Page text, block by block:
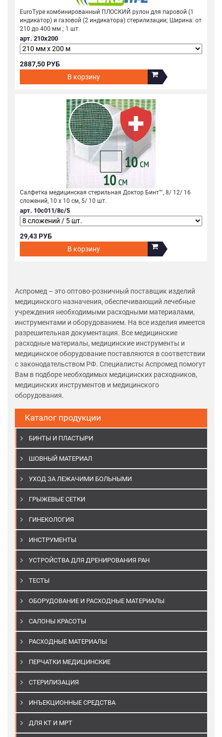
Каталог продукции
БИНТЫ И ПЛАСТЫРИ
ШОВНЫЙ МАТЕРИАЛ
УХОД ЗА ЛЕЖАЧИМИ БОЛЬНЫМИ
ГРЫЖЕВЫЕ СЕТКИ
ГИНЕКОЛОГИЯ
ИНСТРУМЕНТЫ
УСТРОЙСТВА ДЛЯ ДРЕНИРОВАНИЯ РАН
ТЕСТЫ
ОБОРУДОВАНИЕ И РАСХОДНЫЕ МАТЕРИАЛЫ
САЛОНЫ КРАСОТЫ
РАСХОДНЫЕ МАТЕРИАЛЫ
ПЕРЧАТКИ МЕДИЦИНСКИЕ
СТЕРИЛИЗАЦИЯ
ИНЪЕКЦИОННЫЕ СРЕДСТВА
ДЛЯ КТ И МРТ
EuroType комбинированный ПЛОСКИЙ рулон для паровой (1
индикатор) и газовой (2 индикатора) стерилизации; Ширина: от
210 до 400 мм ; 1 шт.
арт. 210х200
2887,50 РУБ
В корзину
Салфетка медицинская стерильная Доктор Бинт™, 8/ 12/ 16
сложений, 10 x 10 см, 5/ 10 шт.
арт. 10с011/8с/5
29,43 РУБ
В корзину
Аспромед – это оптово-розничный поставщик изделий
медицинского назначения, обеспечивающий лечебные
учреждения необходимыми расходными материалами,
инструментами и оборудованием. На все изделия имеется
разрешительная документация. Все медицинские
расходные материалы, медицинские инструменты и
медицинское оборудование поставляются в соответствии
с законодательством РФ. Специалисты Аспромед помогут
Вам в подборе необходимых медицинских расходников,
медицинских инструментов и медицинского
оборудования.